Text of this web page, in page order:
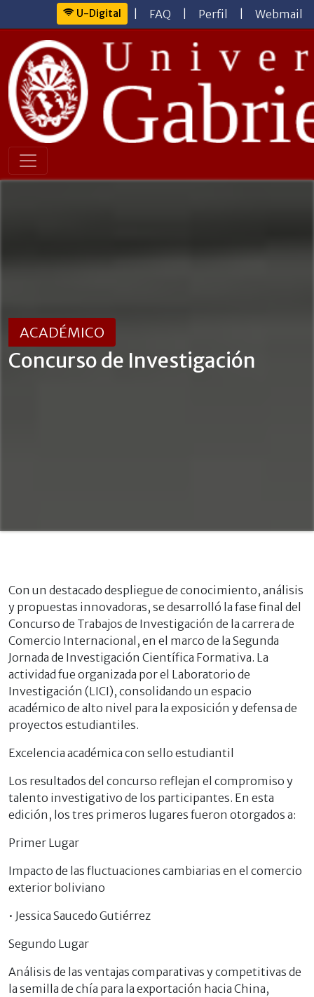
U-Digital FAQ Perfil Webmail
ACADÉMICO
Concurso de Investigación
Con un destacado despliegue de conocimiento, análisis
y propuestas innovadoras, se desarrolló la fase final del
Concurso de Trabajos de Investigación de la carrera de
Comercio Internacional, en el marco de la Segunda
Jornada de Investigación Científica Formativa. La
actividad fue organizada por el Laboratorio de
Investigación (LICI), consolidando un espacio
académico de alto nivel para la exposición y defensa de
proyectos estudiantiles.
Excelencia académica con sello estudiantil
Los resultados del concurso reflejan el compromiso y
talento investigativo de los participantes. En esta
edición, los tres primeros lugares fueron otorgados a:
Primer Lugar
Impacto de las fluctuaciones cambiarias en el comercio
exterior boliviano
• Jessica Saucedo Gutiérrez
Segundo Lugar
Análisis de las ventajas comparativas y competitivas de
la semilla de chía para la exportación hacia China,